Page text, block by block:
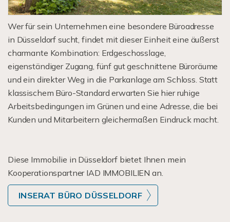
Wer für sein Unternehmen eine besondere Büroadresse
in Düsseldorf sucht, findet mit dieser Einheit eine äußerst
charmante Kombination: Erdgeschosslage,
eigenständiger Zugang, fünf gut geschnittene Büroräume
und ein direkter Weg in die Parkanlage am Schloss. Statt
klassischem Büro-Standard erwarten Sie hier ruhige
Arbeitsbedingungen im Grünen und eine Adresse, die bei
Kunden und Mitarbeitern gleichermaßen Eindruck macht.
Diese Immobilie in Düsseldorf bietet Ihnen mein
Kooperationspartner IAD IMMOBILIEN an.
INSERAT BÜRO DÜSSELDORF